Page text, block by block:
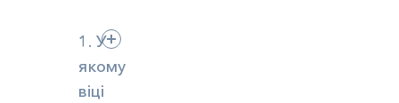
1. У
якому
віці